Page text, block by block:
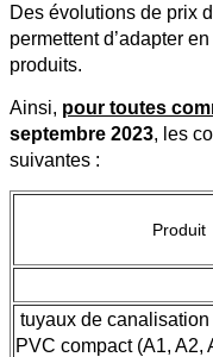
Des évolutions de prix
permettent d’adapter
produits.
Ainsi, pour toutes
septembre 2023, les
suivantes :
Produit
tuyaux de
PVC compact (A1, A2,